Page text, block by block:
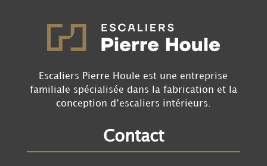
Escaliers Pierre Houle est une entreprise
familiale spécialisée dans la fabrication et la
conception d’escaliers intérieurs.
Contact